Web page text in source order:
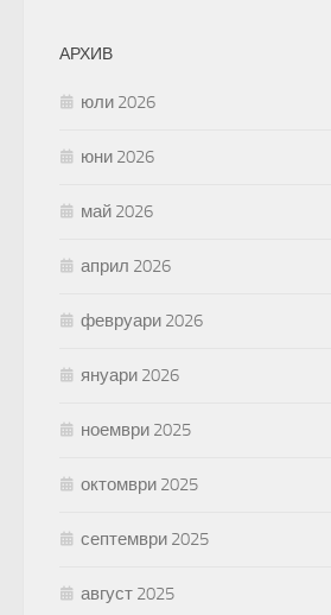
АРХИВ
юли 2026
юни 2026
май 2026
април 2026
февруари 2026
януари 2026
ноември 2025
октомври 2025
септември 2025
август 2025